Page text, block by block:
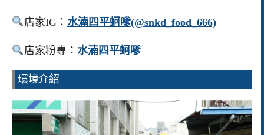
店家IG： 水湳四平蚵嗲(@snkd_food_666)
店家粉專： 水湳四平蚵嗲
環境介紹